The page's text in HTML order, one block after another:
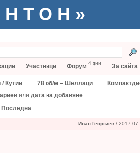
Участници Форум 4 дни За сайта
/ Кутии 78 об/м – Шеллаци
или дата на добавяне
Последна
Иван Георгиев / 2017-